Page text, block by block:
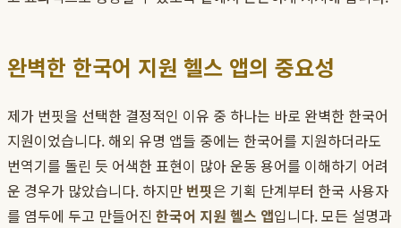
완벽한 한국어 지원 헬스 앱의 중요성
제가 번핏을 선택한 결정적인 이유 중 하나는 바로 완벽한 한국어
지원이었습니다. 해외 유명 앱들 중에는 한국어를 지원하더라도
번역기를 돌린 듯 어색한 표현이 많아 운동 용어를 이해하기 어려
운 경우가 많았습니다. 하지만 번핏은 기획 단계부터 한국 사용자
를 염두에 두고 만들어진 한국어 지원 헬스 앱입니다. 모든 설명과